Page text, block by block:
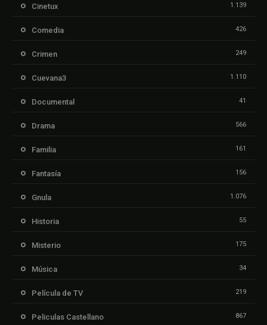
Cinetux 1.139
Comedia 426
Crimen 249
Cuevana3 1.110
Documental 41
Drama 566
Familia 161
Fantasía 156
Gnula 1.076
Historia 55
Misterio 175
Música 34
Película de TV 219
Peliculas Castellano 867